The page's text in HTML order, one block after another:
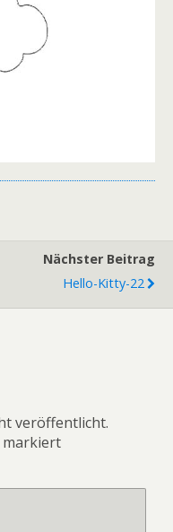
Nächster Beitrag
Hello-Kitty-22
veröffentlicht.
markiert